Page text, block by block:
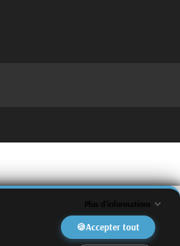
Plus d'informations
Accepter tout